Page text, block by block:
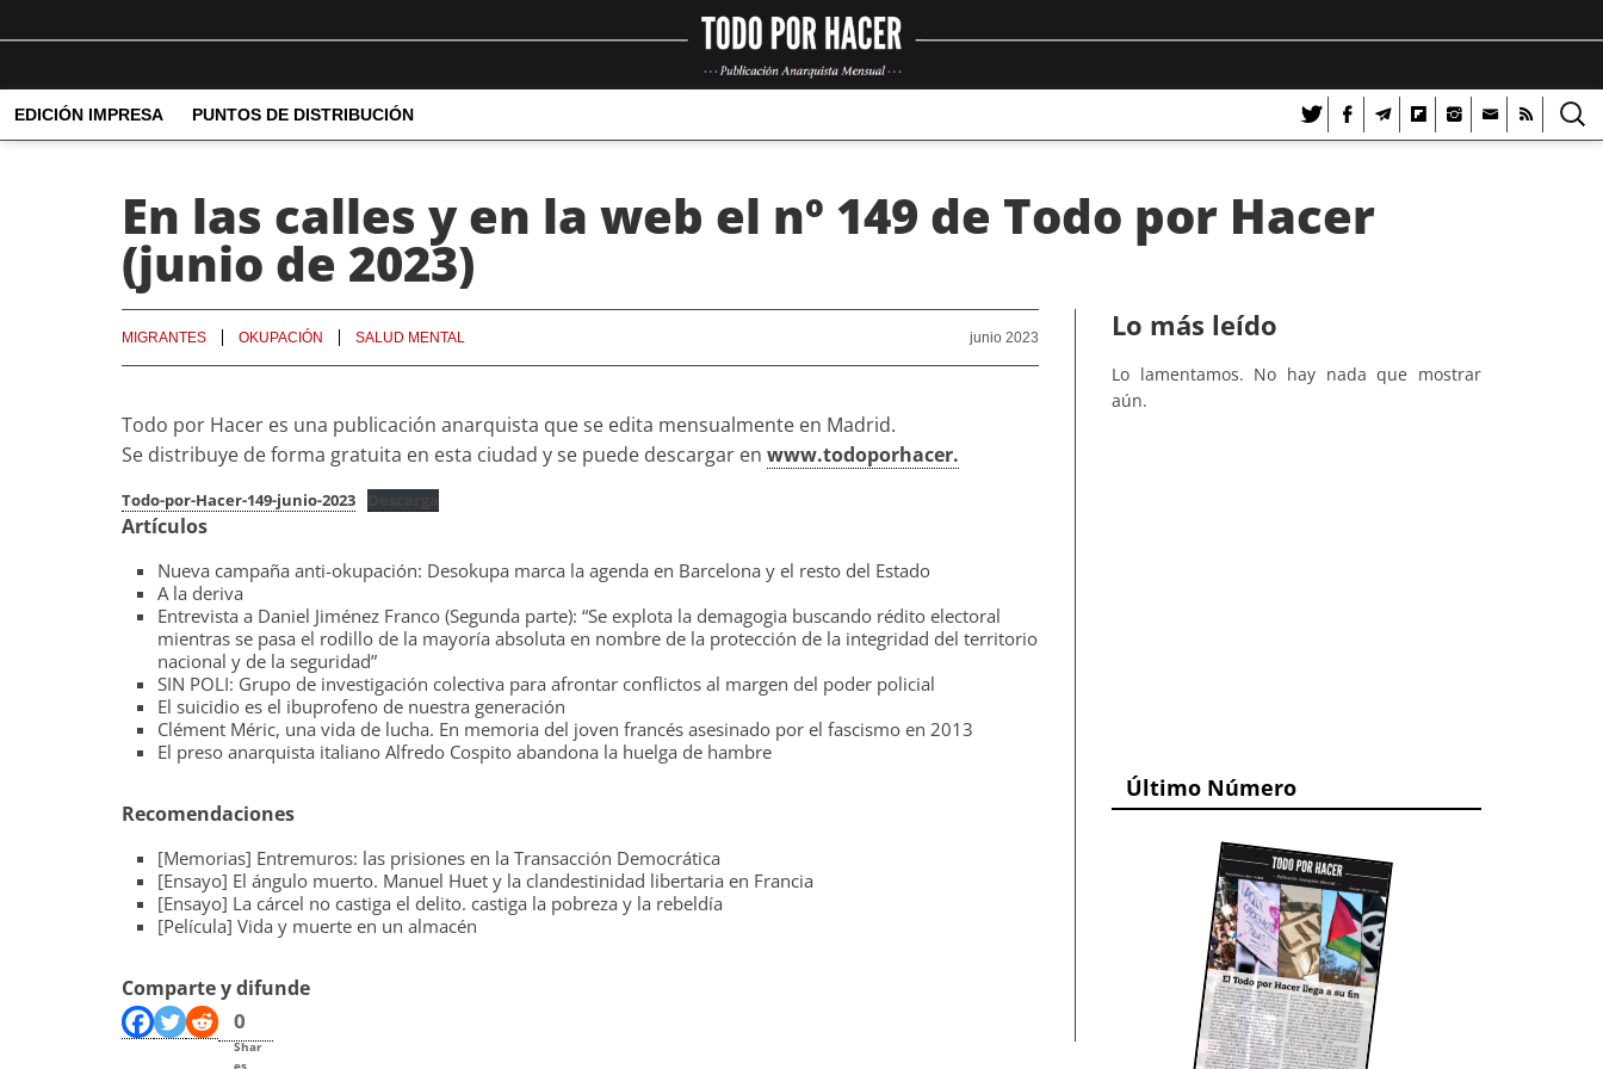
EDICIÓN IMPRESA PUNTOS DE DISTRIBUCIÓN
En las calles y en la web el nº 149 de Todo por Hacer
(junio de 2023)
junio 2023
MIGRANTES OKUPACIÓN SALUD MENTAL
Todo por Hacer es una publicación anarquista que se edita mensualmente en Madrid.
Se distribuye de forma gratuita en esta ciudad y se puede descargar en www.todoporhacer.
Todo-por-Hacer-149-junio-2023
Artículos
Nueva campaña anti-okupación: Desokupa marca la agenda en Barcelona y el resto del Estado
A la deriva
Entrevista a Daniel Jiménez Franco (Segunda parte): “Se explota la demagogia buscando rédito electoral
mientras se pasa el rodillo de la mayoría absoluta en nombre de la protección de la integridad del territorio
nacional y de la seguridad”
SIN POLI: Grupo de investigación colectiva para afrontar conflictos al margen del poder policial
El suicidio es el ibuprofeno de nuestra generación
Clément Méric, una vida de lucha. En memoria del joven francés asesinado por el fascismo en 2013
El preso anarquista italiano Alfredo Cospito abandona la huelga de hambre
Recomendaciones
[Memorias] Entremuros: las prisiones en la Transacción Democrática
[Ensayo] El ángulo muerto. Manuel Huet y la clandestinidad libertaria en Francia
[Ensayo] La cárcel no castiga el delito. castiga la pobreza y la rebeldía
[Película] Vida y muerte en un almacén
Comparte y difunde
0
Shar
es
Lo más leído
Lo lamentamos. No hay nada que mostrar
aún.
Último Número